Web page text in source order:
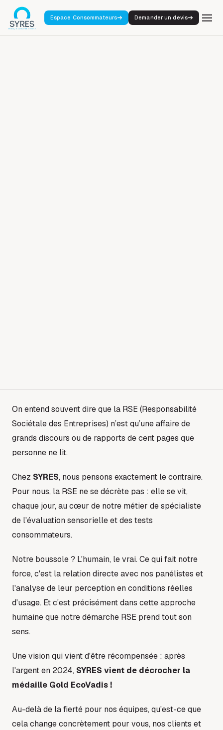
Espace Consommateurs Demander un devis
On entend souvent dire que la RSE (Responsabilité
Sociétale des Entreprises) n’est qu’une affaire de
grands discours ou de rapports de cent pages que
personne ne lit.
Chez SYRES, nous pensons exactement le contraire.
Pour nous, la RSE ne se décrète pas : elle se vit,
chaque jour, au cœur de notre métier de spécialiste
de l'évaluation sensorielle et des tests
consommateurs.
Notre boussole ? L'humain, le vrai. Ce qui fait notre
force, c'est la relation directe avec nos panélistes et
l'analyse de leur perception en conditions réelles
d'usage. Et c'est précisément dans cette approche
humaine que notre démarche RSE prend tout son
sens.
Une vision qui vient d'être récompensée : après
l'argent en 2024, SYRES vient de décrocher la
médaille Gold EcoVadis !
Au-delà de la fierté pour nos équipes, qu'est-ce que
cela change concrètement pour vous, nos clients et